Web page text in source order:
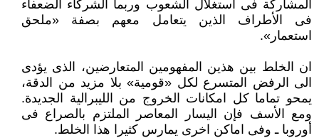
المشاركة فى استغلال الشعوب وربما الشركاء الضعفاء
فى الأطراف الذين يتعامل معهم بصفة «ملحق
استعمار».
ان الخلط بين هذين المفهومين المتعارضين، الذى يؤدى
الى الرفض المتسرع لكل «قومية» بلا مزيد من الدقة،
يمحو تماما كل امكانات الخروج من الليبرالية الجديدة.
ومع الأسف فإن اليسار المعاصر الملتزم بالصراع فى
أوروبا ـ وفى اماكن اخرى يمارس كثيرا هذا الخلط.